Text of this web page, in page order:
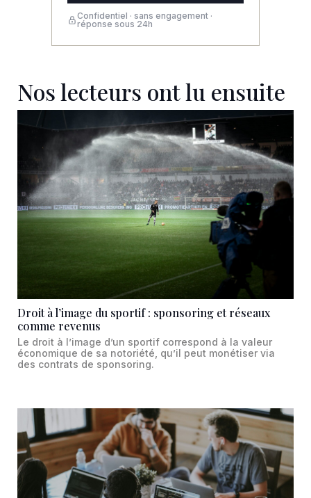
Confidentiel · sans engagement ·
réponse sous 24h
Nos lecteurs ont lu ensuite
Droit à l’image du sportif : sponsoring et réseaux
comme revenus
Le droit à l’image d’un sportif correspond à la valeur
économique de sa notoriété, qu’il peut monétiser via
des contrats de sponsoring.